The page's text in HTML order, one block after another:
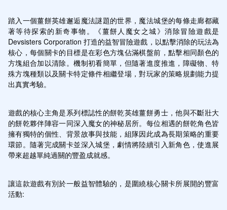
踏入一個薑餅英雄邂逅魔法謎題的世界，魔法城堡的每條走廊都藏
著等待探索的新奇事物。《薑餅人魔女之城》消除冒險遊戲是
Devsisters Corporation 打造的益智冒險遊戲，以點擊消除的玩法為
核心，每個關卡的目標是在彩色方塊佔滿棋盤前，點擊相同顏色的
方塊組合加以清除。機制初看簡單，但隨著進度推進，障礙物、特
殊方塊種類以及關卡特定條件相繼登場，對玩家的策略規劃能力提
出真實考驗。
遊戲的核心主角是系列標誌性的餅乾英雄薑餅勇士，他與不斷壯大
的餅乾夥伴陣容一同深入魔女的神秘居所。每位相遇的餅乾角色皆
擁有獨特的個性、背景故事與技能，組隊因此成為長期策略的重要
環節。隨著完成關卡並深入城堡，劇情將陸續引入新角色，使進展
帶來超越單純過關的豐盈成就感。
讓這款遊戲有別於一般益智體驗的，是圍繞核心關卡所展開的豐富
活動: